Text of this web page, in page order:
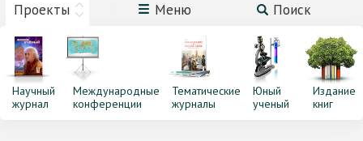
Проекты Меню Поиск
Научный
журнал
Международные
конференции
Тематические
журналы
Юный
ученый
Издание
книг